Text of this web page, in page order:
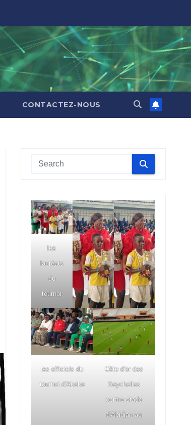
CONTACTEZ-NOUS
les
lauréats
du
tournoi
les officiels du
tournoi d'Abobo
Côte d'or des
Seychelles
contre stade
d'Abidjan au